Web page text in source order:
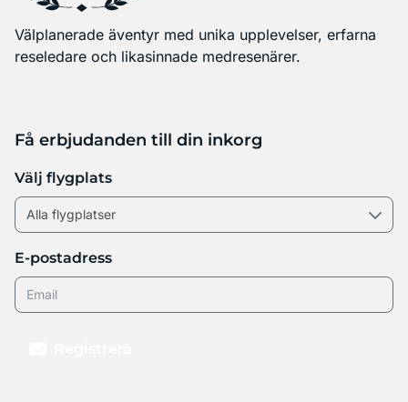
Välplanerade äventyr med unika upplevelser, erfarna
reseledare och likasinnade medresenärer.
Få erbjudanden till din inkorg
Välj flygplats
E-postadress